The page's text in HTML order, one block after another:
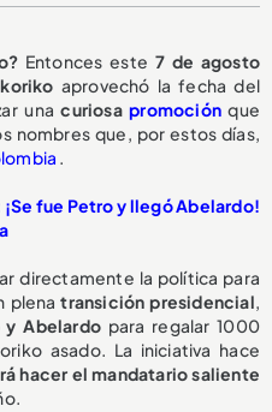
Entonces este 7 de agosto
aprovechó la fecha del
unacuriosapromoción que
nombres que, por estos días,
¡Se fue Petro y llegó Abelardo!
directamente la política para
plenatransición presidencial
Abelardopara regalar 1000
asado. La iniciativa hace
hacer el mandatario saliente